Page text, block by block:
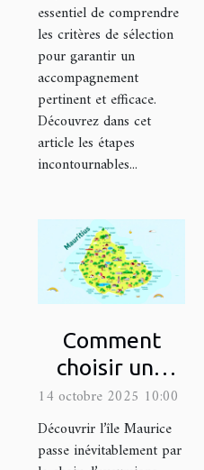
essentiel de comprendre
les critères de sélection
pour garantir un
accompagnement
pertinent et efficace.
Découvrez dans cet
article les étapes
incontournables...
Comment
choisir une
excursion
adaptée à vos
intérêts à
14 octobre 2025 10:00
Découvrir l’île Maurice
passe inévitablement par